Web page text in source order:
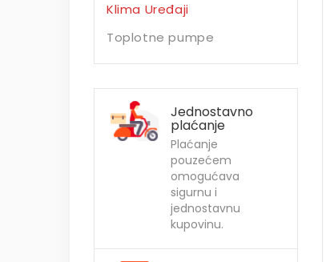
Klima Uređaji
Toplotne pumpe
Jednostavno
plaćanje
Plaćanje
pouzećem
omogućava
sigurnu i
jednostavnu
kupovinu.